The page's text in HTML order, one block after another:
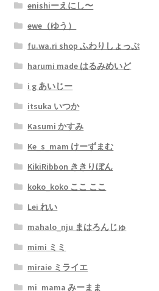
enishiーえにし〜
ewe（ゆう）
fu.wa.ri shop ふわりしょっぷ
harumi made はるみめいど
i g あいじー
itsuka いつか
Kasumi かすみ
Ke_s_mam けーずまむ
KikiRibbon ききりぼん
koko_koko ここ ここ
Lei れい
mahalo_nju まはろんじゅ
mimi ミミ
miraie ミライエ
mi_mama みーまま